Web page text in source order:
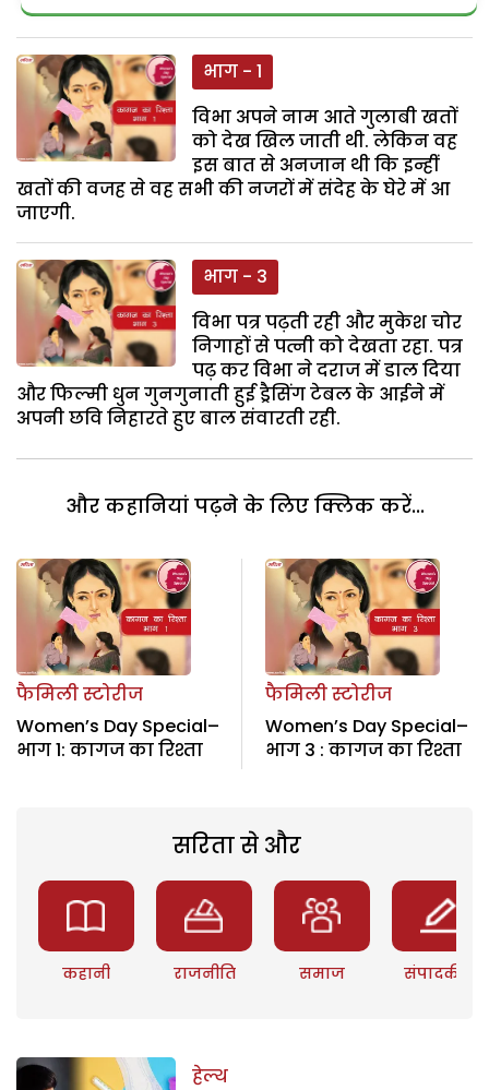
भाग - 1
विभा अपने नाम आते गुलाबी खतों
को देख खिल जाती थी. लेकिन वह
इस बात से अनजान थी कि इन्हीं
खतों की वजह से वह सभी की नजरों में संदेह के घेरे में आ
जाएगी.
भाग - 3
विभा पत्र पढ़ती रही और मुकेश चोर
निगाहों से पत्नी को देखता रहा. पत्र
पढ़ कर विभा ने दराज में डाल दिया
और फिल्मी धुन गुनगुनाती हुई ड्रैसिंग टेबल के आईने में
अपनी छवि निहारते हुए बाल संवारती रही.
और कहानियां पढ़ने के लिए क्लिक करें...
फैमिली स्टोरीज
Women’s Day Special–
भाग 1: कागज का रिश्ता
फैमिली स्टोरीज
Women’s Day Special–
भाग 3 : कागज का रिश्ता
सरिता से और
कहानी राजनीति समाज संपादकीय
हेल्थ